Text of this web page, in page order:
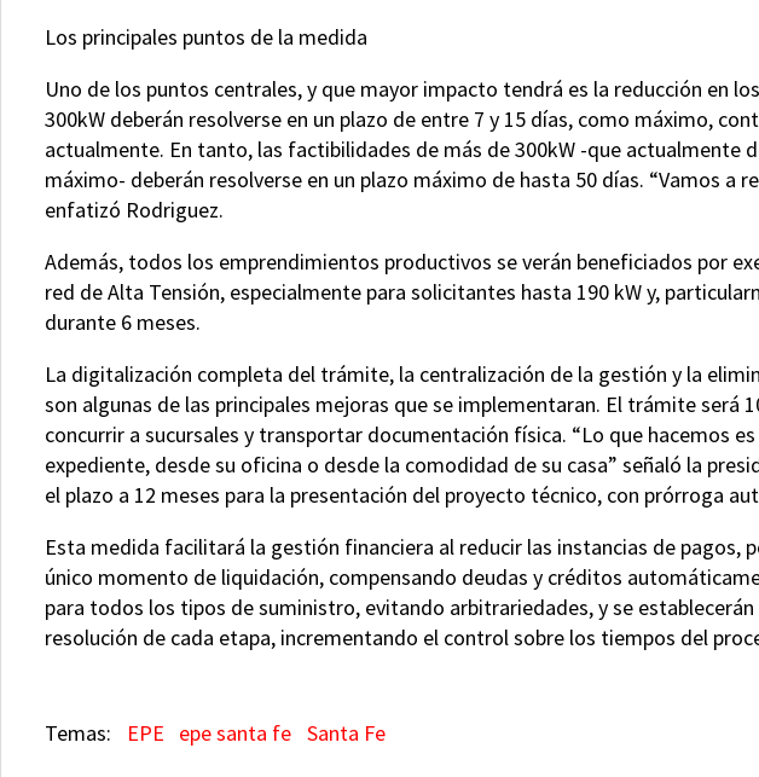
Los principales puntos de la medida
Uno de los puntos centrales, y que mayor impacto tendrá es la reducción en
300kW deberán resolverse en un plazo de entre 7 y 15 días, como máximo,
actualmente. En tanto, las factibilidades de más de 300kW -que actualmente
máximo- deberán resolverse en un plazo máximo de hasta 50 días. “Vamos a
enfatizó Rodriguez.
Además, todos los emprendimientos productivos se verán beneficiados por
red de Alta Tensión, especialmente para solicitantes hasta 190 kW y,
durante 6 meses.
La digitalización completa del trámite, la centralización de la gestión y la
son algunas de las principales mejoras que se implementaran. El trámite será
concurrir a sucursales y transportar documentación física. “Lo que hacemos
expediente, desde su oficina o desde la comodidad de su casa” señaló la
el plazo a 12 meses para la presentación del proyecto técnico, con prórroga
Esta medida facilitará la gestión financiera al reducir las instancias de pagos,
único momento de liquidación, compensando deudas y créditos
para todos los tipos de suministro, evitando arbitrariedades, y se
resolución de cada etapa, incrementando el control sobre los tiempos del
EPE epe santa fe Santa Fe